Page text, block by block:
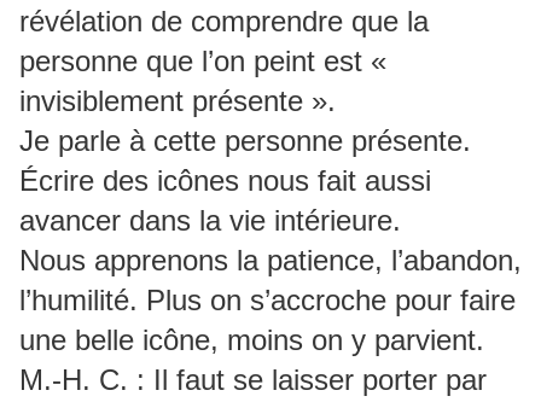
révélation de comprendre que la
personne que l’on peint est «
invisiblement présente ».
Je parle à cette personne présente.
Écrire des icônes nous fait aussi
avancer dans la vie intérieure.
Nous apprenons la patience, l’abandon,
l’humilité. Plus on s’accroche pour faire
une belle icône, moins on y parvient.
M.-H. C. : Il faut se laisser porter par